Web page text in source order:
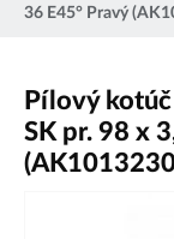
36 E45° Pravý
Pílový
SK pr. 98 x